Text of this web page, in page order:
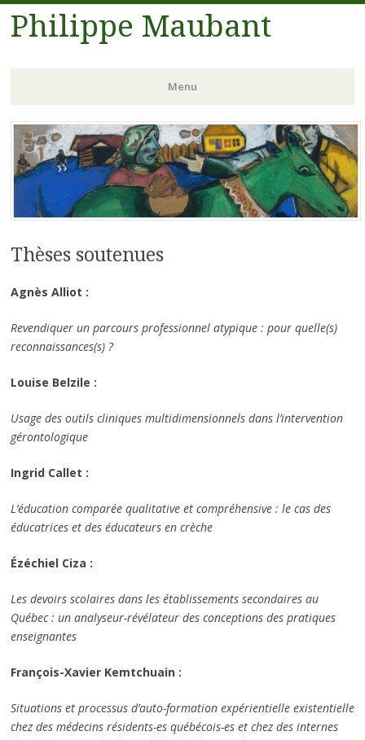
Philippe Maubant
Menu
Aller
au
contenu
principal
Thèses soutenues
Agnès Alliot :
Revendiquer un parcours professionnel atypique : pour quelle(s)
reconnaissances(s) ?
Louise Belzile :
Usage des outils cliniques multidimensionnels dans l’intervention
gérontologique
Ingrid Callet :
L’éducation comparée qualitative et compréhensive : le cas des
éducatrices et des éducateurs en crèche
Ézéchiel Ciza :
Les devoirs scolaires dans les établissements secondaires au
Québec : un analyseur-révélateur des conceptions des pratiques
enseignantes
François-Xavier Kemtchuain :
Situations et processus d’auto-formation expérientielle existentielle
chez des médecins résidents-es québécois-es et chez des internes